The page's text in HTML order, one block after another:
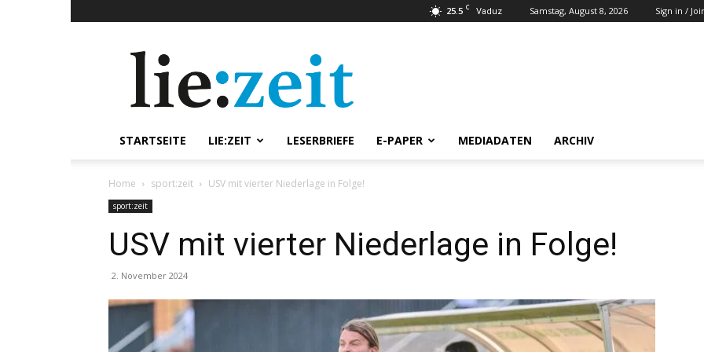
25.5 C Vaduz Samstag, August 8, 2026 Sign in /
STARTSEITE LIE:ZEIT LESERBRIEFE E-PAPER MEDIADATEN ARCHIV
Home sport:zeit USV mit vierter Niederlage in Folge!
sport:zeit
USV mit vierter Niederlage in Folge!
2. November 2024